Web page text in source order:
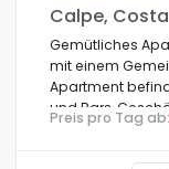
Calpe,
Gemütliches
mit einem
Apartment
und Bars,
vom Playa de
Preis pro Tag ab: